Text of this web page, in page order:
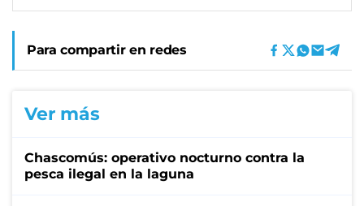
Para compartir en redes
Ver más
Chascomús: operativo nocturno contra la
pesca ilegal en la laguna